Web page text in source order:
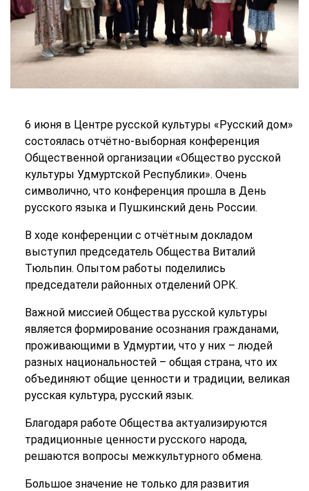
6 июня в Центре русской культуры «Русский дом»
состоялась отчётно-выборная конференция
Общественной организации «Общество русской
культуры Удмуртской Республики». Очень
символично, что конференция прошла в День
русского языка и Пушкинский день России.
В ходе конференции с отчётным докладом
выступил председатель Общества Виталий
Тюльпин. Опытом работы поделились
председатели районных отделений ОРК.
Важной миссией Общества русской культуры
является формирование осознания гражданами,
проживающими в Удмуртии, что у них – людей
разных национальностей – общая страна, что их
объединяют общие ценности и традиции, великая
русская культура, русский язык.
Благодаря работе Общества актуализируются
традиционные ценности русского народа,
решаются вопросы межкультурного обмена.
Большое значение не только для развития